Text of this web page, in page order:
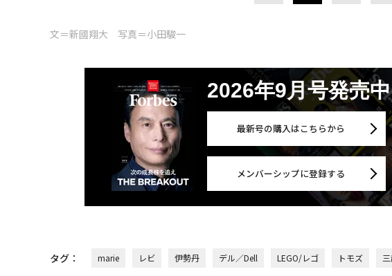
文＝新國翔大 写真＝小田駿一
2026年9月号発売中
最新号の購入はこちらから
メンバーシップに登録する
タグ： marie レビ 伊勢丹 デル／Dell LEGO/レゴ トモズ